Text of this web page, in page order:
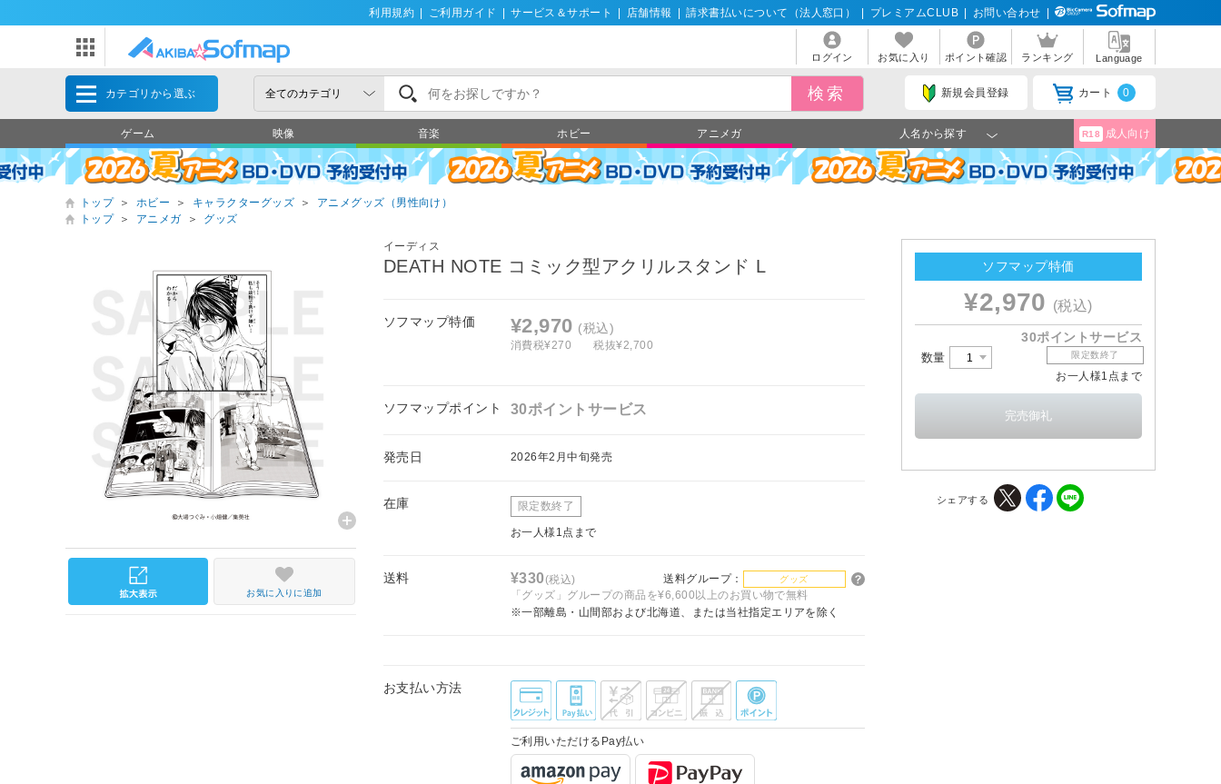
利用規約 ご利用ガイド サービス＆サポート 店舗情報 請求書払いについて（法人窓口） プレミアムCLUB お問い合わせ
ログイン お気に入り ポイント確認 ランキング Language
カテゴリから選ぶ 新規会員登録 カート 0
ゲーム 映像 音楽 ホビー アニメガ 人名から探す R18 成人向け
トップ ＞ ホビー ＞ キャラクターグッズ ＞
アニメグッズ（男性向け）
トップ
＞ アニメガ ＞ グッズ
イーディス
DEATH NOTE コミック型アクリルスタンド L
ソフマップ特価 ¥2,970 (税込)
消費税¥270 税抜¥2,700
ソフマップポイント 30ポイントサービス
発売日 2026年2月中旬発売
在庫 限定数終了
お一人様1点まで
送料 ¥330(税込) 送料グループ： グッズ
「グッズ」グループの商品を¥6,600以上のお買い物で無料
※一部離島・山間部および北海道、または当社指定エリアを除く
お支払い方法
ご利用いただけるPay払い
お気に入りに追加
ソフマップ特価
¥2,970 (税込)
30ポイントサービス
数量 限定数終了
お一人様1点まで
シェアする